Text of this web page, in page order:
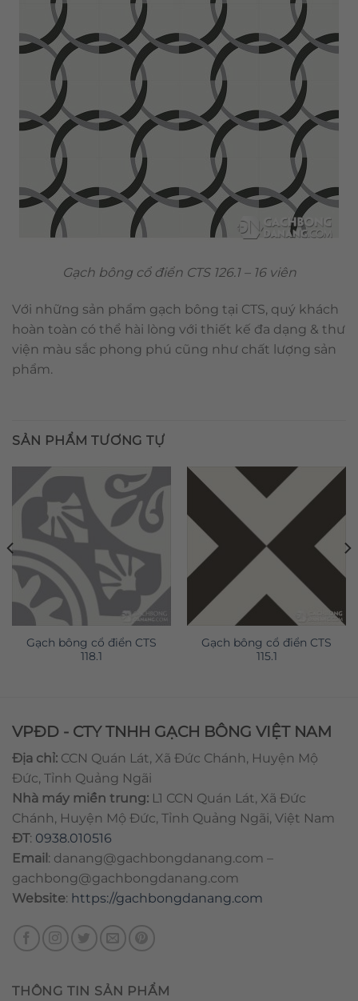
Gạch bông cổ điển CTS 126.1 – 16 viên
Với những sản phẩm gạch bông tại CTS, quý khách
hoàn toàn có thể hài lòng với thiết kế đa dạng & thư
viện màu sắc phong phú cũng như chất lượng sản
phẩm.
SẢN PHẨM TƯƠNG TỰ
Gạch bông cổ điển CTS
118.1
Gạch bông cổ điển CTS
115.1
VPĐD - CTY TNHH GẠCH BÔNG VIỆT NAM
Địa chỉ: CCN Quán Lát, Xã Đức Chánh, Huyện Mộ
Đức, Tỉnh Quảng Ngãi
Nhà máy miền trung: L1 CCN Quán Lát, Xã Đức
Chánh, Huyện Mộ Đức, Tỉnh Quảng Ngãi, Việt Nam
ĐT: 0938.010516
Email : danang@gachbongdanang.com –
gachbong@gachbongdanang.com
Website: https://gachbongdanang.com
THÔNG TIN SẢN PHẨM